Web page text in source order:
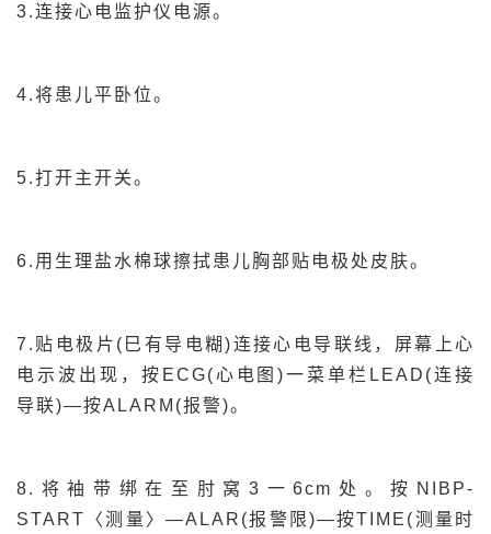
3.连接心电监护仪电源。
4.将患儿平卧位。
5.打开主开关。
6.用生理盐水棉球擦拭患儿胸部贴电极处皮肤。
7.贴电极片(巳有导电糊)连接心电导联线，屏幕上心
电示波出现，按ECG(心电图)一菜单栏LEAD(连接
导联)—按ALARM(报警)。
8.将袖带绑在至肘窝3一6cm处。按NIBP-
START〈测量〉—ALAR(报警限)—按TIME(测量时